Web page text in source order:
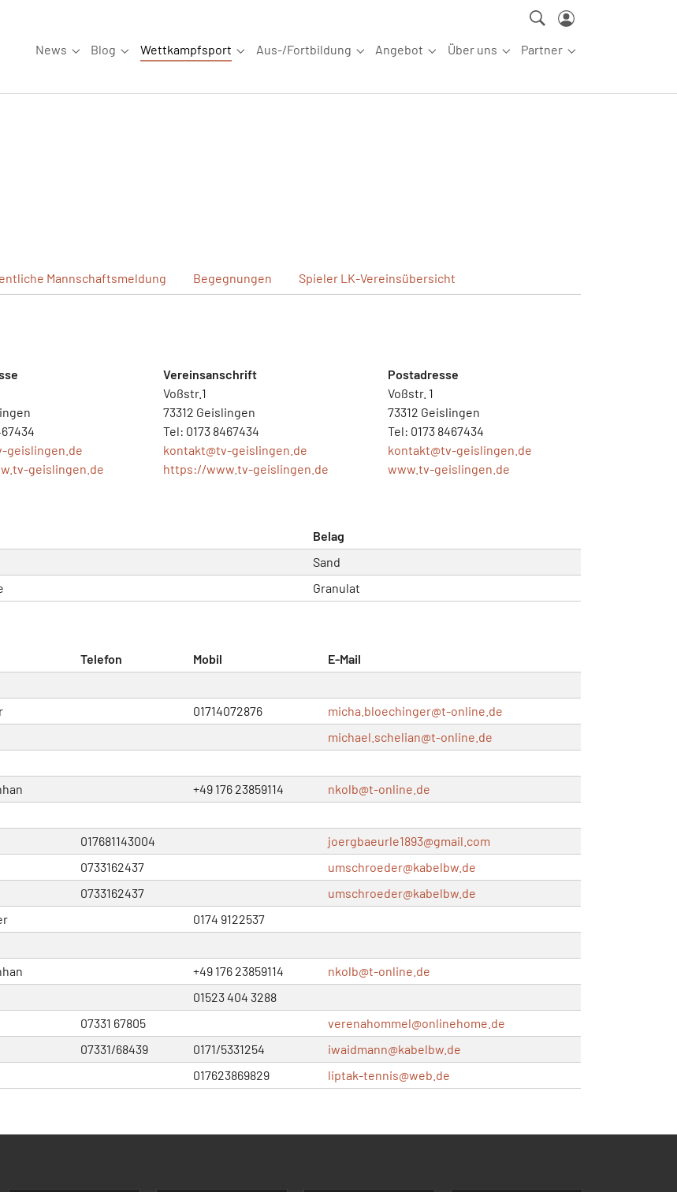
News
Submenu for "News"
Blog
Submenu for "Blog"
Wettkampfsport
Submenu for "Wettkampfsport"
Aus-/Fortbildung
Submenu for "Aus-/Fortbildung"
Angebot
Submenu for "Angebot"
Über uns
Submenu for "Über uns"
Partner
Submenu for
Mannschaftsmeldung Begegnungen Spieler LK-Vereinsübersicht
geislingen.de
geislingen.de
Vereinsanschrift
Voßstr.1
73312 Geislingen
Tel: 0173 8467434
kontakt@tv-geislingen.de
https://www.tv-geislingen.de
Postadresse
Voßstr. 1
73312 Geislingen
Tel: 0173 8467434
kontakt@tv-geislingen.de
www.tv-geislingen.de
Belag
Sand
Granulat
Telefon Mobil
E-Mail
01714072876 micha.bloechinger@t-online.de
michael.schelian@t-online.de
+49 176 23859114 nkolb@t-online.de
017681143004 joergbaeurle1893@gmail.com
0733162437 umschroeder@kabelbw.de
0733162437 umschroeder@kabelbw.de
0174 9122537
+49 176 23859114 nkolb@t-online.de
01523 404 3288
07331 67805 verenahommel@onlinehome.de
07331/68439 0171/5331254 iwaidmann@kabelbw.de
017623869829 liptak-tennis@web.de